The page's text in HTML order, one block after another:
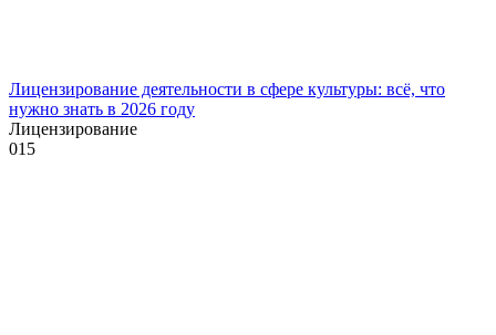
Лицензирование деятельности в сфере культуры: всё, что
нужно знать в 2026 году
Лицензирование
015